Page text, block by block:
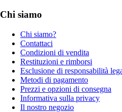
Chi siamo
Chi siamo?
Contattaci
Condizioni di vendita
Restituzioni e rimborsi
Esclusione di responsabilità
Metodi di pagamento
Prezzi e opzioni di consegna
Informativa sulla privacy
Il nostro negozio